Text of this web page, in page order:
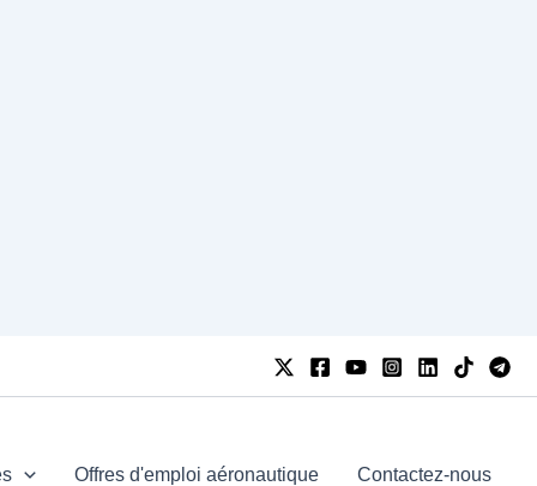
Offres d'emploi aéronautique Contactez-nous